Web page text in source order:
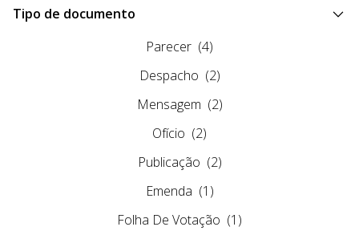
Tipo de documento
Parecer (4)
Despacho (2)
Mensagem (2)
Ofício (2)
Publicação (2)
Emenda (1)
Folha De Votação (1)